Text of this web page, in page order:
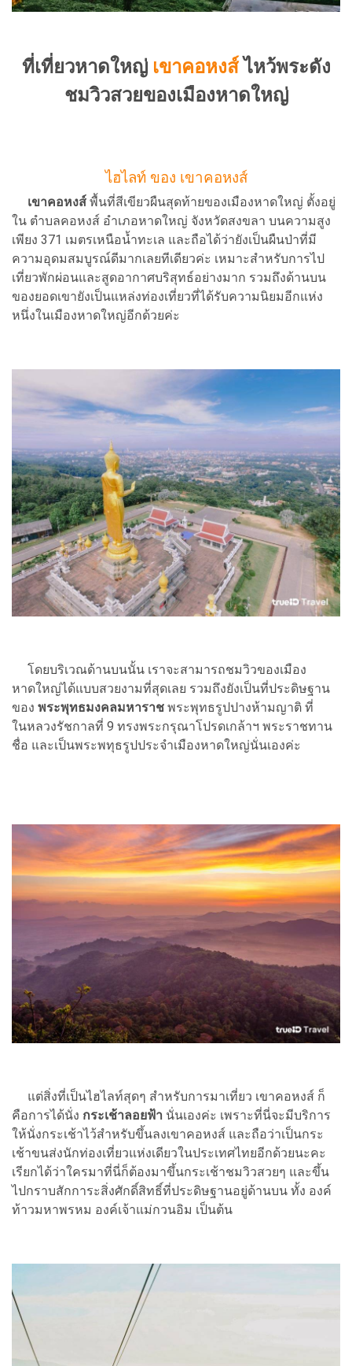
ที่เที่ยวหาดใหญ่ เขาคอหงส์ไหว้พระดัง
ชมวิวสวยของเมืองหาดใหญ่
ไฮไลท์ ของ เขาคอหงส์
เขาคอหงส์ พื้นที่สีเขียวผืนสุดท้ายของเมืองหาดใหญ่ ตั้งอยู่
ใน ตำบลคอหงส์ อำเภอหาดใหญ่ จังหวัดสงขลา บนความสูง
เพียง 371 เมตรเหนือน้ำทะเล และถือได้ว่ายังเป็นผืนป่าที่มี
ความอุดมสมบูรณ์ดีมากเลยทีเดียวค่ะ เหมาะสำหรับการไป
เที่ยวพักผ่อนและสูดอากาศบริสุทธ์อย่างมาก รวมถึงด้านบน
ของยอดเขายังเป็นแหล่งท่องเที่ยวที่ได้รับความนิยมอีกแห่ง
หนึ่งในเมืองหาดใหญ่อีกด้วยค่ะ
โดยบริเวณด้านบนนั้น เราจะสามารถชมวิวของเมือง
หาดใหญ่ได้แบบสวยงามที่สุดเลย รวมถึงยังเป็นที่ประดิษฐาน
ของ พระพุทธมงคลมหาราช พระพุทธรูปปางห้ามญาติ ที่
ในหลวงรัชกาลที่ 9 ทรงพระกรุณาโปรดเกล้าฯ พระราชทาน
ชื่อ และเป็นพระพทุธรูปประจำเมืองหาดใหญ่นั่นเองค่ะ
แต่สิ่งที่เป็นไฮไลท์สุดๆ สำหรับการมาเที่ยว เขาคอหงส์ ก็
คือการได้นั่ง กระเช้าลอยฟ้า นั่นเองค่ะ เพราะที่นี่จะมีบริการ
ให้นั่งกระเช้าไว้สำหรับขึ้นลงเขาคอหงส์ และถือว่าเป็นกระ
เช้าขนส่งนักท่องเที่ยวแห่งเดียวในประเทศไทยอีกด้วยนะคะ
เรียกได้ว่าใครมาที่นี่ก็ต้องมาขึ้นกระเช้าชมวิวสวยๆ และขึ้น
ไปกราบสักการะสิ่งศักดิ์สิทธิ์ที่ประดิษฐานอยู่ด้านบน ทั้ง องค์
ท้าวมหาพรหม องค์เจ้าแม่กวนอิม เป็นต้น